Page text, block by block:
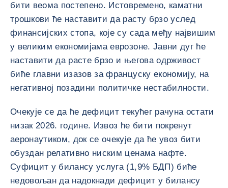
бити веома постепено. Истовремено, каматни
трошкови ће наставити да расту брзо услед
финансијских стопа, које су сада међу највишим
у великим економијама еврозоне. Јавни дуг ће
наставити да расте брзо и његова одрживост
биће главни изазов за француску економију, на
негативној позадини политичке нестабилности.
Очекује се да ће дефицит текућег рачуна остати
низак 2026. године. Извоз ће бити покренут
аеронаутиком, док се очекује да ће увоз бити
обуздан релативно ниским ценама нафте.
Суфицит у билансу услуга (1,9% БДП) биће
недовољан да надокнади дефицит у билансу